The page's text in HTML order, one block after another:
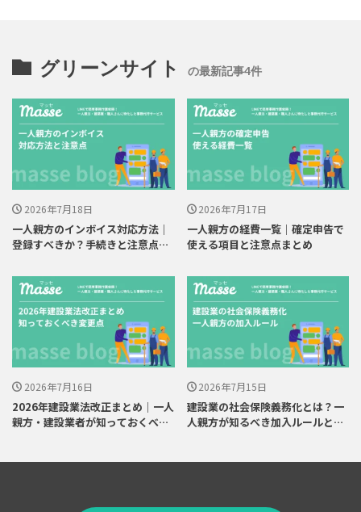
グリーンサイト の最新記事4件
2026年7月18日
一人親方のインボイス対応方法｜
登録すべきか？手続きと注意点を
2026年7月17日
一人親方の経費一覧｜確定申告で
使える項目と注意点まとめ
2026年7月16日
2026年建設業法改正まとめ｜一人
親方・建設業者が知っておくべき
2026年7月15日
建設業の社会保険義務化とは？一
人親方が知るべき加入ルールと対